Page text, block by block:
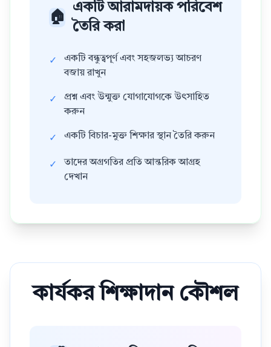
🏠
একটি আরামদায়ক পরিবেশ
তৈরি করা
✓
একটি বন্ধুত্বপূর্ণ এবং সহজলভ্য আচরণ
বজায় রাখুন
✓
প্রশ্ন এবং উন্মুক্ত যোগাযোগকে উৎসাহিত
করুন
✓ একটি বিচার-মুক্ত শিক্ষার স্থান তৈরি করুন
✓
তাদের অগ্রগতির প্রতি আন্তরিক আগ্রহ
দেখান
কার্যকর শিক্ষাদান কৌশল